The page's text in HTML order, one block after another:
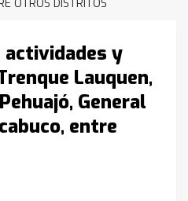
OTROS DISTRITOS
y
Lauquen,
General
entre